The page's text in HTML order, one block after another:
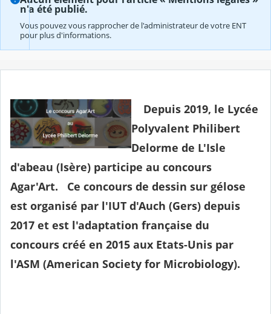
n'a été publié.
Vous pouvez vous rapprocher de l'administrateur de votre ENT
pour plus d'informations.
Depuis 2019, le Lycée
Polyvalent Philibert
Delorme de L'Isle
d'abeau (Isère) participe au concours
Agar'Art. Ce concours de dessin sur gélose
est organisé par l'IUT d'Auch (Gers) depuis
2017 et est l'adaptation française du
concours créé en 2015 aux Etats-Unis par
l'ASM (American Society for Microbiology).